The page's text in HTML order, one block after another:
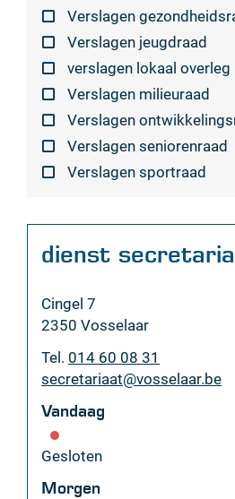
Verslagen
Verslagen jeugdraad
verslagen lokaal
Verslagen milieuraad
Verslagen
Verslagen seniorenraad
Verslagen sportraad
Contact
dienst
Adres
Cingel 7
,2350 Vosselaar
Tel. 014 60 08 31
E-
secretariaat@vosselaar.be
Vandaag
Gesloten
Morgen